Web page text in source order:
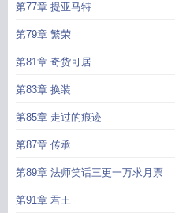
第77章 提亚马特
第79章 繁荣
第81章 奇货可居
第83章 换装
第85章 走过的痕迹
第87章 传承
第89章 法师笑话三更一万求月票
第91章 君王